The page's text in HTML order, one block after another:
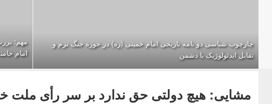
چارچوب شناسی دو نامه تاریخی امام خمینی (ره) در حوزه جنگ نرم و
تقابل ایدئولوژیک با دشمن
مهم:
امام
مشایی: هیچ دولتی حق ندارد بر سر رأی ملت